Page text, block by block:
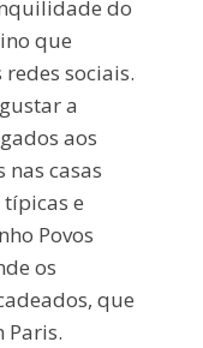
do
que
sociais.
a
aos
casas
e
Povos
os
que
Paris.